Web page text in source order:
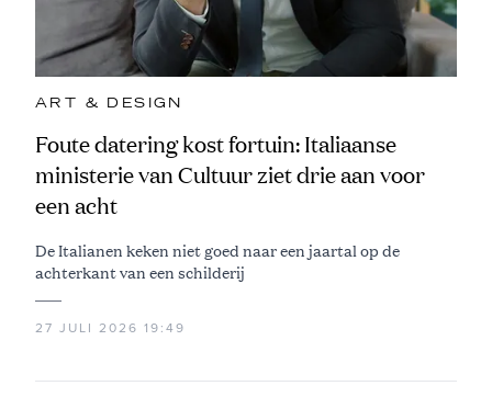
ART & DESIGN
Foute datering kost fortuin: Italiaanse
ministerie van Cultuur ziet drie aan voor
een acht
De Italianen keken niet goed naar een jaartal op de
achterkant van een schilderij
27 JULI 2026 19:49